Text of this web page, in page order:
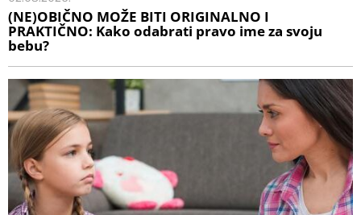
(NE)OBIČNO MOŽE BITI ORIGINALNO I
PRAKTIČNO: Kako odabrati pravo ime za svoju
bebu?